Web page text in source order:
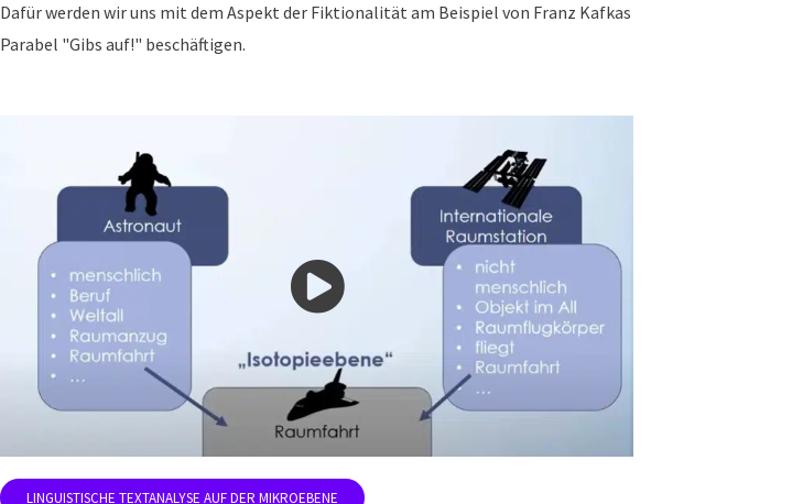
Dafür werden wir uns mit dem Aspekt der Fiktionalität am Beispiel von Franz Kafkas
Parabel "Gibs auf!" beschäftigen.